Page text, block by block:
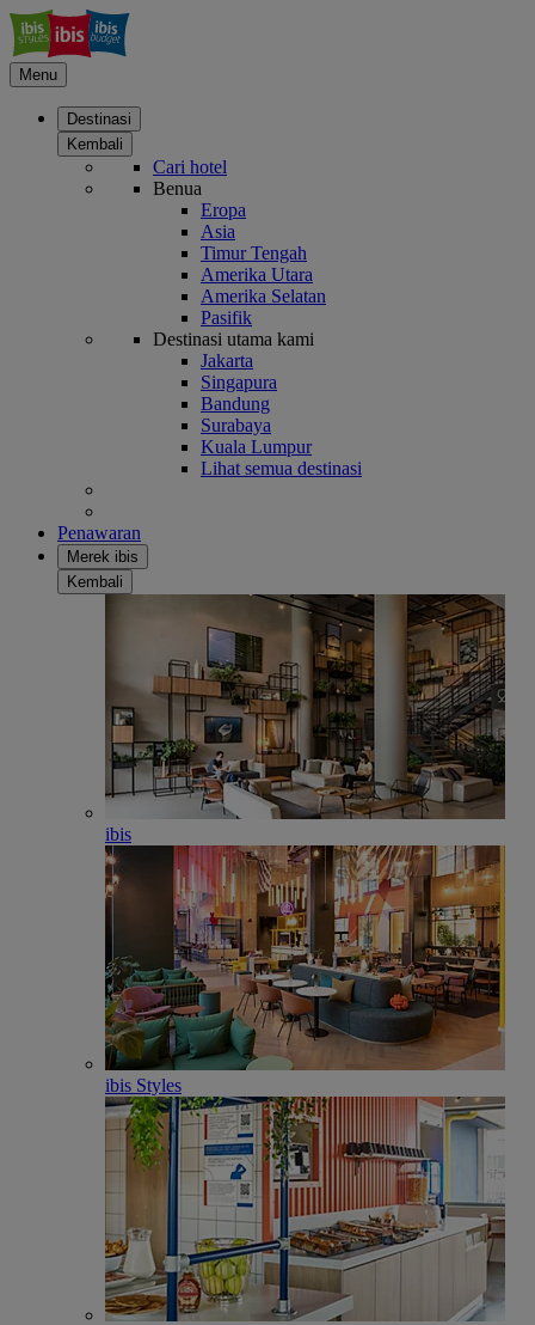
Menu
Destinasi
Kembali
Cari hotel
Benua
Eropa
Asia
Timur Tengah
Amerika Utara
Amerika Selatan
Pasifik
Destinasi utama kami
Jakarta
Singapura
Bandung
Surabaya
Kuala Lumpur
Lihat semua destinasi
Penawaran
Merek ibis
Kembali
ibis
ibis Styles